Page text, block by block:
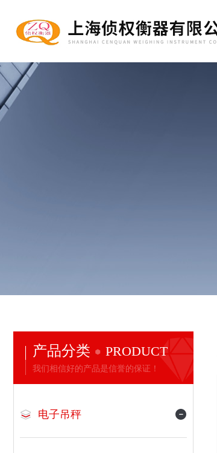
产品分类 PRODUCT
我们相信好的产品是信誉的保证！
电子吊秤